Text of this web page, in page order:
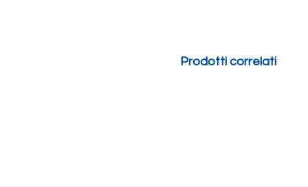
Prodotti correlati